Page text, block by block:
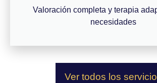
Valoración completa y terapia
necesidades
Ver todos los